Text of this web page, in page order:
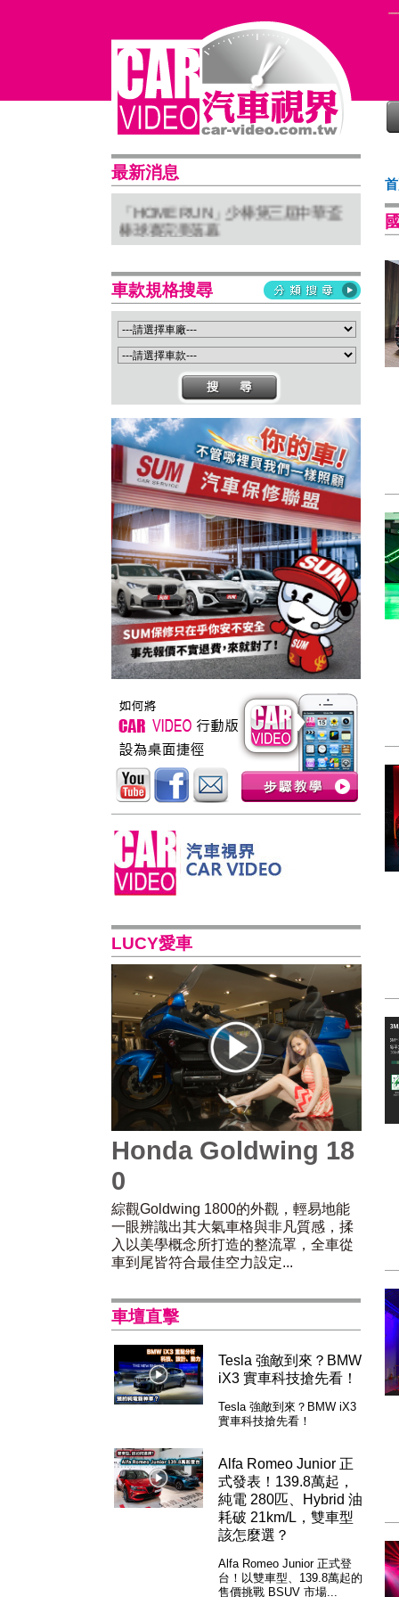
最新消息
普利司通穩馭前行 四大系列改款齊發
進化未來
「HOME RUN」少棒第三屆中華盃
棒球賽完美落幕
亞太首座 Stellantis Brand House 據
Suzuki 新北土城旗艦店盛大開幕
Isuzu屏東2S新據點開幕 強化南台灣
服務網絡
車款規格搜尋
LUCY愛車
Honda Goldwing 18
0
綜觀Goldwing 1800的外觀，輕易地能
一眼辨識出其大氣車格與非凡質感，揉
入以美學概念所打造的整流罩，全車從
車到尾皆符合最佳空力設定...
車壇直擊
Tesla 強敵到來？BMW
iX3 實車科技搶先看！
Tesla 強敵到來？BMW iX3
實車科技搶先看！
Alfa Romeo Junior 正
式發表！139.8萬起，
純電 280匹、Hybrid 油
耗破 21km/L，雙車型
該怎麼選？
Alfa Romeo Junior 正式登
台！以雙車型、139.8萬起的
售價挑戰 BSUV 市場...